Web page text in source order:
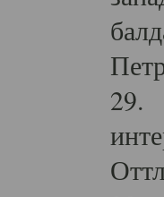
29.